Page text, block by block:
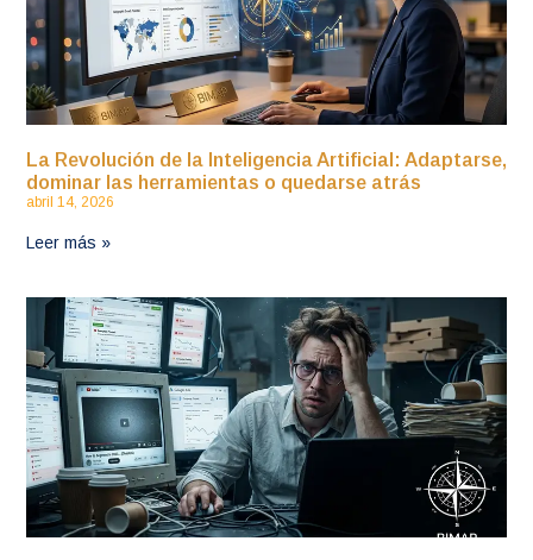
La Revolución de la Inteligencia Artificial: Adaptarse,
dominar las herramientas o quedarse atrás
abril 14, 2026
Leer más »